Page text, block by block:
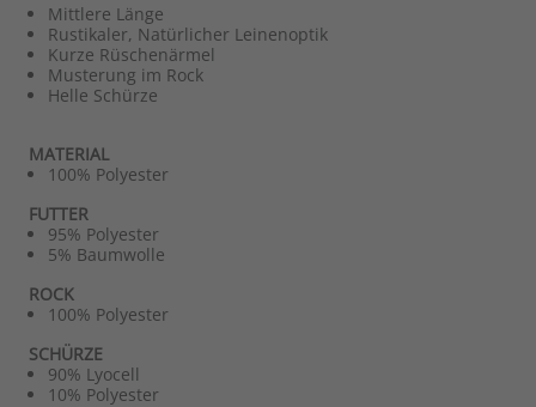
Mittlere Länge
Rustikaler, Natürlicher Leinenoptik
Kurze Rüschenärmel
Musterung im Rock
Helle Schürze
MATERIAL
100% Polyester
FUTTER
95% Polyester
5% Baumwolle
ROCK
100% Polyester
SCHÜRZE
90% Lyocell
10% Polyester